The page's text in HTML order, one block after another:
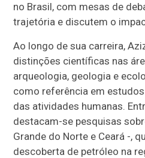
no Brasil, com mesas de
trajetória e discutem o
Ao longo de sua carreira,
distinções científicas nas
arqueologia, geologia e
como referência em
das atividades humanas.
destacam-se pesquisas
Grande do Norte e Ceará -,
descoberta de petróleo na